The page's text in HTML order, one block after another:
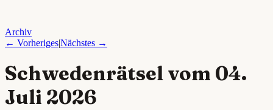
Archiv
← Vorheriges|Nächstes →
Schwedenrätsel vom 04.
Juli 2026